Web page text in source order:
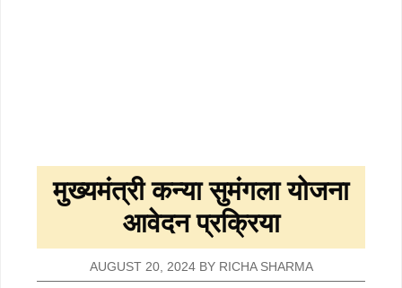
मुख्यमंत्री कन्या सुमंगला योजना
आवेदन प्रक्रिया
AUGUST 20, 2024 BY RICHA SHARMA